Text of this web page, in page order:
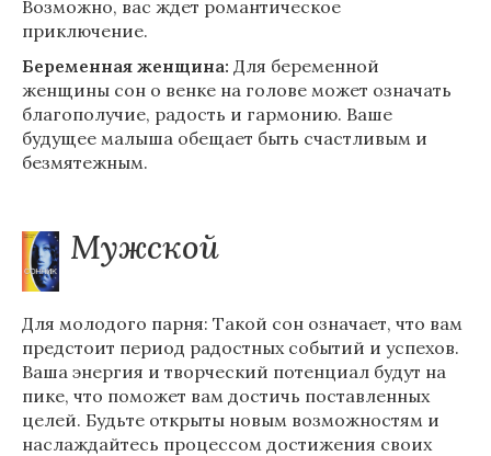
Возможно, вас ждет романтическое
приключение.
Беременная женщина: Для беременной
женщины сон о венке на голове может означать
благополучие, радость и гармонию. Ваше
будущее малыша обещает быть счастливым и
безмятежным.
Мужской
Для молодого парня: Такой сон означает, что вам
предстоит период радостных событий и успехов.
Ваша энергия и творческий потенциал будут на
пике, что поможет вам достичь поставленных
целей. Будьте открыты новым возможностям и
наслаждайтесь процессом достижения своих